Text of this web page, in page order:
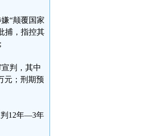
“颠覆国家
捕，指控其
判，其中
元；刑期预
判12年—3年